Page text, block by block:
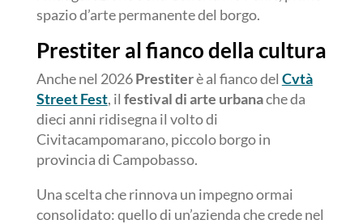
spazio d’arte permanente del borgo.
Prestiter al fianco della cultura
Anche nel 2026Prestiterè al fianco del Cvtà
Street Fest, il festival di arte urbanache da
dieci anni ridisegna il volto di
Civitacampomarano, piccolo borgo in
provincia di Campobasso.
Una scelta che rinnova un impegno ormai
consolidato: quello di un’azienda che crede nel